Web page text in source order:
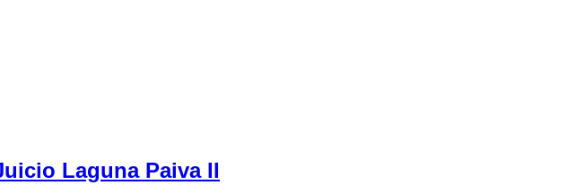
Laguna Paiva II